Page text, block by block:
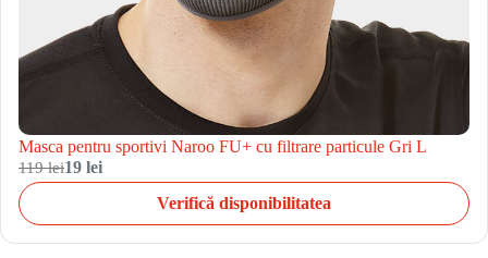
Masca pentru sportivi Naroo FU+ cu filtrare particule Gri L
119 lei19 lei
Verifică disponibilitatea